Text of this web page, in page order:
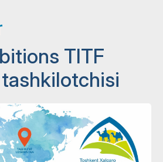
TITF